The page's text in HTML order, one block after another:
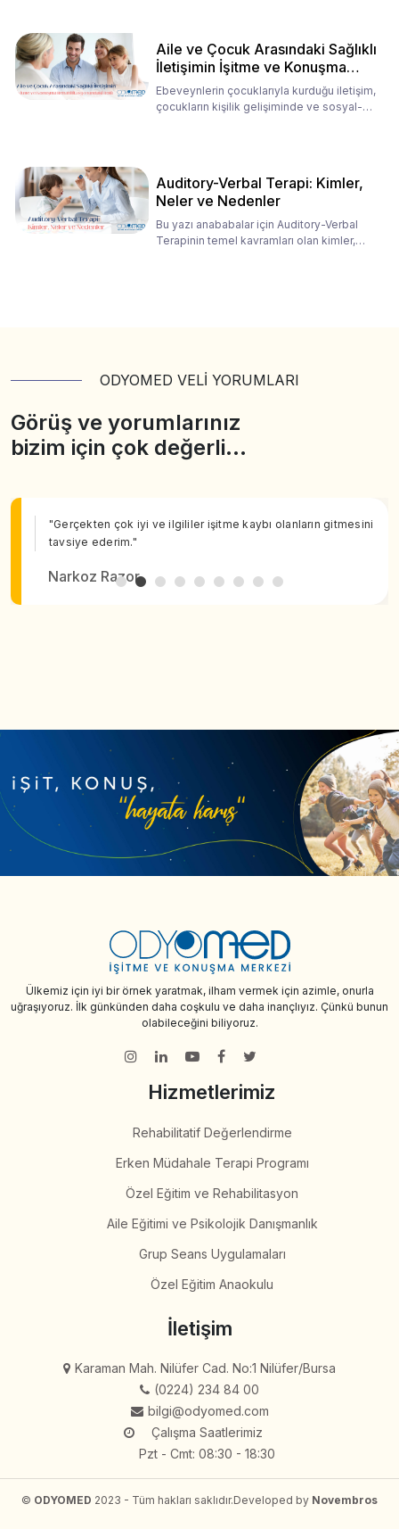
Aile ve Çocuk Arasındaki Sağlıklı
İletişimin İşitme ve Konuşma
Rehabilitasyonundaki Rolü
Ebeveynlerin çocuklarıyla kurduğu iletişim,
çocukların kişilik gelişiminde ve sosyal-
Auditory-Verbal Terapi: Kimler,
Neler ve Nedenler
Bu yazı anababalar için Auditory-Verbal
Terapinin temel kavramları olan kimler,
ODYOMED VELİ YORUMLARI
Görüş ve yorumlarınız
bizim için çok değerli…
"Gerçekten çok iyi ve ilgililer işitme kaybı olanların gitmesini
tavsiye ederim."
Narkoz Razor
Ülkemiz için iyi bir örnek yaratmak, ilham vermek için azimle, onurla
uğraşıyoruz. İlk günkünden daha coşkulu ve daha inançlıyız. Çünkü bunun
olabileceğini biliyoruz.
Hizmetlerimiz
Rehabilitatif Değerlendirme
Erken Müdahale Terapi Programı
Özel Eğitim ve Rehabilitasyon
Aile Eğitimi ve Psikolojik Danışmanlık
Grup Seans Uygulamaları
Özel Eğitim Anaokulu
İletişim
Karaman Mah. Nilüfer Cad. No:1 Nilüfer/Bursa
(0224) 234 84 00
bilgi@odyomed.com
Çalışma Saatlerimiz
Pzt - Cmt: 08:30 - 18:30
© ODYOMED 2023 - Tüm hakları saklıdır.Developed by Novembros